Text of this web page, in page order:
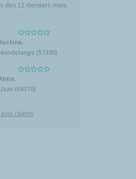
des 12 derniers mois.
(57300)
(64370)
clients